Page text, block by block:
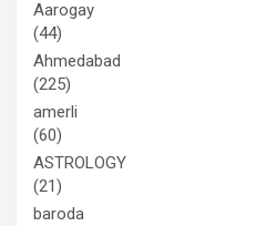
Aarogay
(44)
Ahmedabad
(225)
amerli
(60)
ASTROLOGY
(21)
baroda